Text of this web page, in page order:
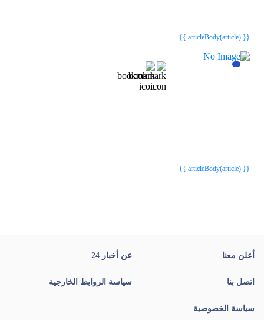
{{ articleBody(article) }}
{{ articleBody(article) }}
أعلن معنا عن أخبار 24
اتصل بنا سياسة الروابط الخارجية
سياسة الخصوصية